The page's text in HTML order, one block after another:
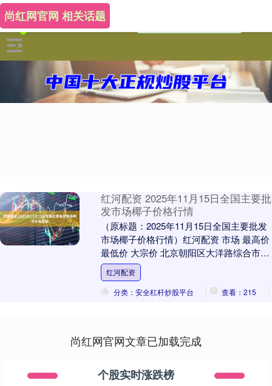
尚红网官网 相关话题
红河配资 2025年11月15日全国主要批
发市场椰子价格行情
（原标题：2025年11月15日全国主要批发
市场椰子价格行情）红河配资 市场 最高价
最低价 大宗价 北京朝阳区大洋路综合市场
10.00 9.60 9.80 ....
红河配资
分类：安全杠杆炒股平台
查看：215
尚红网官网文章已加载完成
个股实时涨跌榜